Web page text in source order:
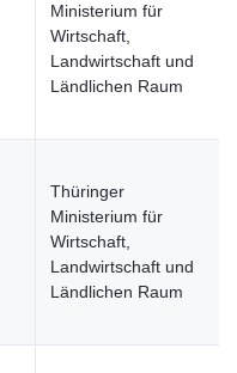
Ministerium für
Wirtschaft,
Landwirtschaft und
Ländlichen Raum
Thüringer
Ministerium für
Wirtschaft,
Landwirtschaft und
Ländlichen Raum